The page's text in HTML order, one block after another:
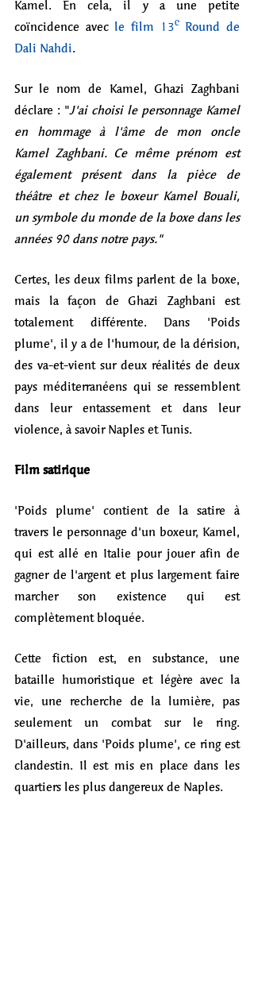
Kamel. En cela, il y a une petite
coïncidence avec le film 13ᵉ Round de
Dali Nahdi.
Sur le nom de Kamel, Ghazi Zaghbani
déclare : "J'ai choisi le personnage Kamel
en hommage à l'âme de mon oncle
Kamel Zaghbani. Ce même prénom est
également présent dans la pièce de
théâtre et chez le boxeur Kamel Bouali,
un symbole du monde de la boxe dans les
années 90 dans notre pays."
Certes, les deux films parlent de la boxe,
mais la façon de Ghazi Zaghbani est
totalement différente. Dans 'Poids
plume', il y a de l'humour, de la dérision,
des va-et-vient sur deux réalités de deux
pays méditerranéens qui se ressemblent
dans leur entassement et dans leur
violence, à savoir Naples et Tunis.
Film satirique
'Poids plume' contient de la satire à
travers le personnage d'un boxeur, Kamel,
qui est allé en Italie pour jouer afin de
gagner de l'argent et plus largement faire
marcher son existence qui est
complètement bloquée.
Cette fiction est, en substance, une
bataille humoristique et légère avec la
vie, une recherche de la lumière, pas
seulement un combat sur le ring.
D'ailleurs, dans 'Poids plume', ce ring est
clandestin. Il est mis en place dans les
quartiers les plus dangereux de Naples.